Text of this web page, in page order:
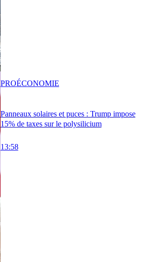
Panneaux solaires et puces : Trump impose
15% de taxes sur le polysilicium
13:58
PROÉCONOMIE